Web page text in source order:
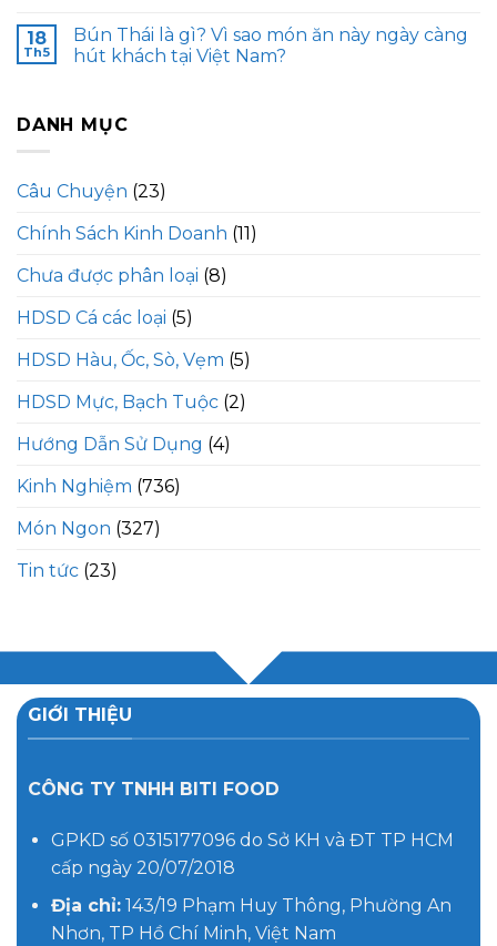
18
Th5
Bún Thái là gì? Vì sao món ăn này ngày càng
hút khách tại Việt Nam?
DANH MỤC
Câu Chuyện (23)
Chính Sách Kinh Doanh (11)
Chưa được phân loại (8)
HDSD Cá các loại (5)
HDSD Hàu, Ốc, Sò, Vẹm (5)
HDSD Mực, Bạch Tuộc (2)
Hướng Dẫn Sử Dụng (4)
Kinh Nghiệm (736)
Món Ngon (327)
Tin tức (23)
GIỚI THIỆU
CÔNG TY TNHH BITI FOOD
GPKD số 0315177096 do Sở KH và ĐT TP HCM
cấp ngày 20/07/2018
Địa chỉ:143/19 Phạm Huy Thông, Phường An
Nhơn, TP Hồ Chí Minh, Việt Nam